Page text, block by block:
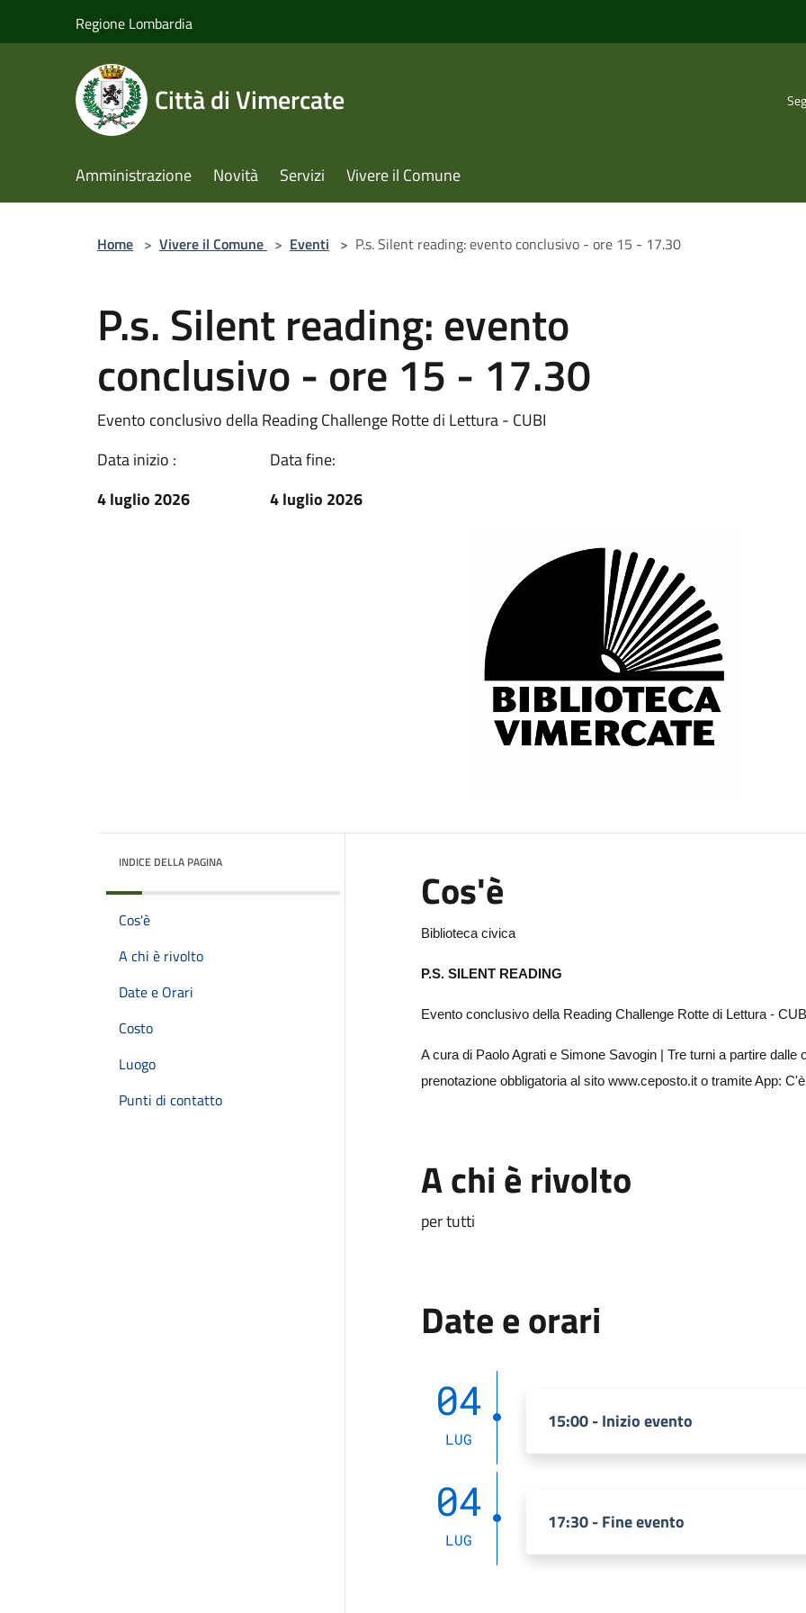
Regione Lombardia
Città di Vimercate
Amministrazione Novità Servizi Vivere il Comune
Home > Vivere il Comune > Eventi > P.s. Silent reading: evento conclusivo - ore 15 - 17.30
P.s. Silent reading: evento
conclusivo - ore 15 - 17.30
Evento conclusivo della Reading Challenge Rotte di Lettura - CUBI
Data inizio :
4 luglio 2026
Data fine:
4 luglio 2026
INDICE DELLA PAGINA
Cos'è
A chi è rivolto
Date e Orari
Costo
Luogo
Punti di contatto
Cos'è
Biblioteca civica
P.S. SILENT READING
Evento conclusivo della Reading Challenge Rotte di Lettura - CUBI
A cura di Paolo Agrati e Simone Savogin | Tre turni a partire
prenotazione obbligatoria al sito www.ceposto.it o tramite App:
A chi è rivolto
per tutti
Date e orari
04
LUG
15:00 - Inizio evento
04
LUG
17:30 - Fine evento